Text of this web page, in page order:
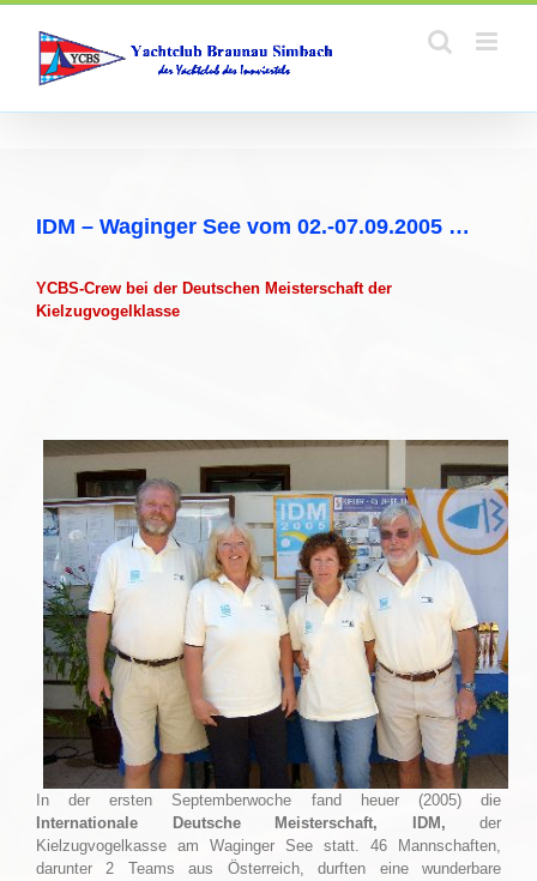
Zum
springen
IDM – Waginger See vom 02.-07.09.2005 …
YCBS-Crew bei der Deutschen Meisterschaft der
Kielzugvogelklasse
In der ersten Septemberwoche fand heuer (2005) die
Internationale Deutsche Meisterschaft, IDM, der
Kielzugvogelkasse am Waginger See statt. 46 Mannschaften,
darunter 2 Teams aus Österreich, durften eine wunderbare